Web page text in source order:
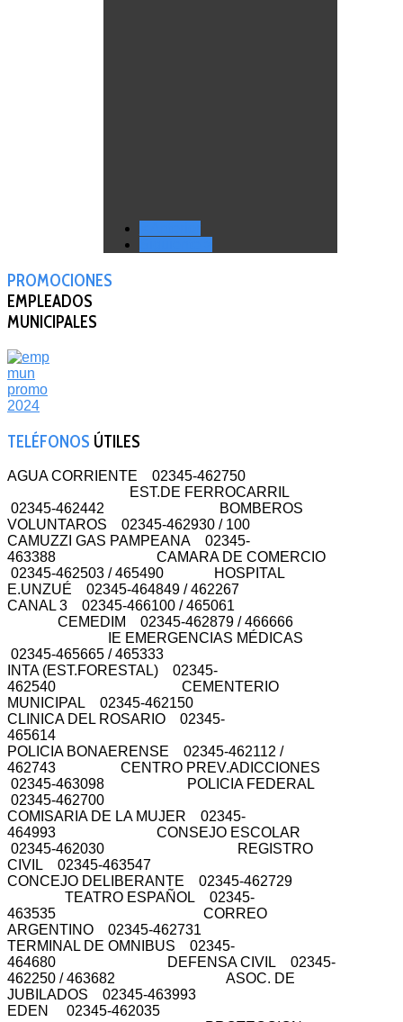
PROMOCIONES
EMPLEADOS
MUNICIPALES
TELÉFONOS ÚTILES
AGUA CORRIENTE 02345-462750
EST.DE FERROCARRIL
02345-462442 BOMBEROS
VOLUNTAROS 02345-462930 / 100
CAMUZZI GAS PAMPEANA 02345-
463388 CAMARA DE COMERCIO
02345-462503 / 465490 HOSPITAL
E.UNZUÉ 02345-464849 / 462267
CANAL 3 02345-466100 / 465061
CEMEDIM 02345-462879 / 466666
IE EMERGENCIAS MÉDICAS
02345-465665 / 465333
INTA (EST.FORESTAL) 02345-
462540 CEMENTERIO
MUNICIPAL 02345-462150
CLINICA DEL ROSARIO 02345-
465614
POLICIA BONAERENSE 02345-462112 /
462743 CENTRO PREV.ADICCIONES
02345-463098 POLICIA FEDERAL
02345-462700
COMISARIA DE LA MUJER 02345-
464993 CONSEJO ESCOLAR
02345-462030 REGISTRO
CIVIL 02345-463547
CONCEJO DELIBERANTE 02345-462729
TEATRO ESPAÑOL 02345-
463535 CORREO
ARGENTINO 02345-462731
TERMINAL DE OMNIBUS 02345-
464680 DEFENSA CIVIL 02345-
462250 / 463682 ASOC. DE
JUBILADOS 02345-463993
EDEN 02345-462035